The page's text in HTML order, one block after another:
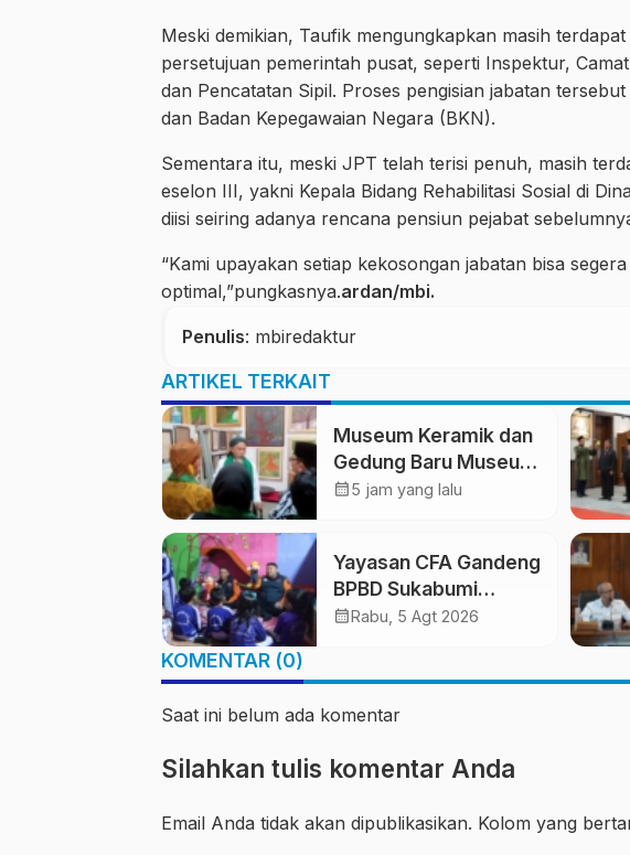
Meski demikian, Taufik mengungkapkan masih
persetujuan pemerintah pusat, seperti Inspektur,
dan Pencatatan Sipil. Proses pengisian jabatan
dan Badan Kepegawaian Negara (BKN).
Sementara itu, meski JPT telah terisi penuh, masih
eselon III, yakni Kepala Bidang Rehabilitasi Sosial di
diisi seiring adanya rencana pensiun pejabat
“Kami upayakan setiap kekosongan jabatan bisa
optimal,”pungkasnya.ardan/mbi.
Penulis: mbiredaktur
ARTIKEL TERKAIT
Museum Keramik dan
Gedung Baru Museum
Prabu Siliwangi
Pelestarian Budaya
Nusantara
calendar_month5 jam yang lalu
Yayasan CFA Gandeng
BPBD Sukabumi
Edukasi Mitigasi
calendar_monthRabu, 5 Agt 2026
KOMENTAR (0)
Saat ini belum ada komentar
Silahkan tulis komentar Anda
Email Anda tidak akan dipublikasikan. Kolom yang